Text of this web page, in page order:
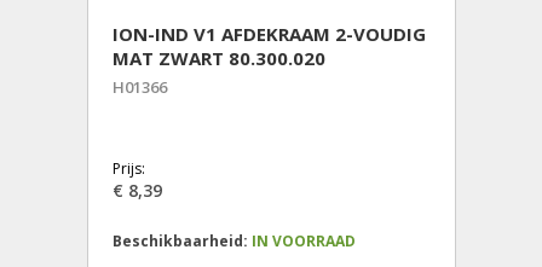
ION-IND V1 AFDEKRAAM 2-VOUDIG
MAT ZWART 80.300.020
H01366
Prijs:
€ 8,39
Beschikbaarheid: IN VOORRAAD